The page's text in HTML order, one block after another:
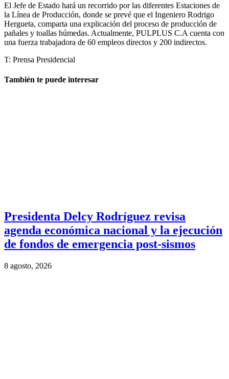
El Jefe de Estado hará un recorrido por las diferentes Estaciones de
la Línea de Producción, donde se prevé que el Ingeniero Rodrigo
Hergueta, comparta una explicación del proceso de producción de
pañales y toallas húmedas. Actualmente, PULPLUS C.A cuenta con
una fuerza trabajadora de 60 empleos directos y 200 indirectos.
T: Prensa Presidencial
También te puede interesar
Presidenta Delcy Rodríguez revisa
agenda económica nacional y la ejecución
de fondos de emergencia post-sismos
8 agosto, 2026